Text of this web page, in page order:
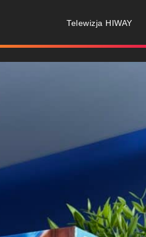
Telewizja HIWAY